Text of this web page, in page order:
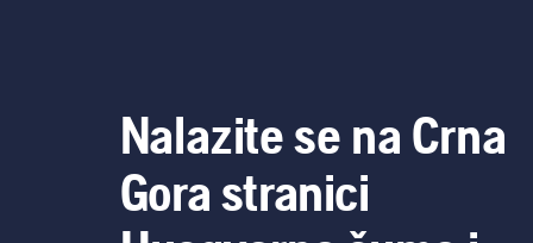
sadrži i
rukavice
Nalazite se na Crna
Gora stranici